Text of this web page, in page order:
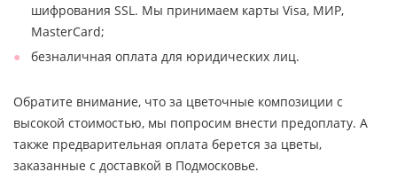
шифрования SSL. Мы принимаем карты Visa, МИР,
MasterCard;
безналичная оплата для юридических лиц.
Обратите внимание, что за цветочные композиции с
высокой стоимостью, мы попросим внести предоплату. А
также предварительная оплата берется за цветы,
заказанные с доставкой в Подмосковье.